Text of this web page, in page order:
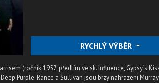
RYCHLÝ VÝBĚR
(ročník 1957, předtím ve sk. Influence, Gypsy´s
Purple. Rance a Sullivan jsou brzy nahrazeni